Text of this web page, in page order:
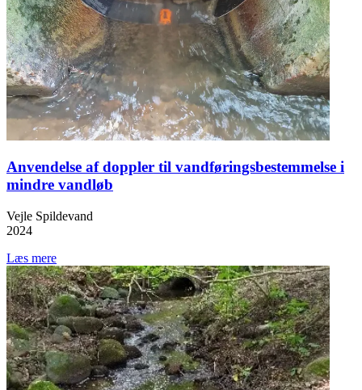
Anvendelse af doppler til vandføringsbestemmelse i
mindre vandløb
Vejle Spildevand
2024
Læs mere